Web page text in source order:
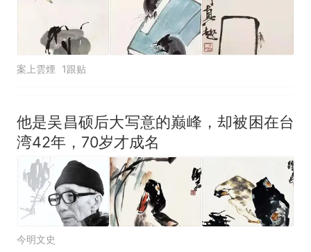
案上雲煙 1跟贴
他是吴昌硕后大写意的巅峰，却被困在台
湾42年，70岁才成名
今明文史